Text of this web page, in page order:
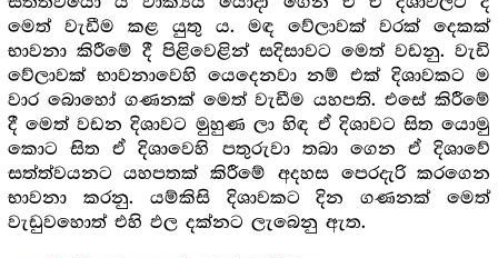
මෙත් වැඩීම කළ යුතු ය. මඳ වේලාවක් වරක් දෙකක්
භාවනා කිරීමේ දී පිළිවෙළින් සදිසාවට මෙත් වඩනු. වැඩි
වේලාවක් භාවනාවෙහි යෙදෙනවා නම් එක් දිශාවකට ම
වාර බොහෝ ගණනක් මෙත් වැඩීම යහපති. එසේ කිරීමේ
දී මෙත් වඩන දිශාවට මුහුණ ලා හිඳ ඒ දිශාවට සිත යොමු
කොට සිත ඒ දිශාවෙහි පතුරුවා තබා ගෙන ඒ දිශාවේ
සත්ත්වයනට යහපතක් කිරීමේ අදහස පෙරදැරි කරගෙන
භාවනා කරනු. යම්කිසි දිශාවකට දින ගණනක් මෙත්
වැඩුවහොත් එහි ඵල දක්නට ලැබෙනු ඇත.